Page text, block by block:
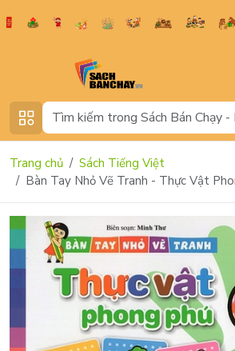
Trang chủ
Sách Tiếng Việt
Bàn Tay Nhỏ Vẽ Tranh - Thực Vật